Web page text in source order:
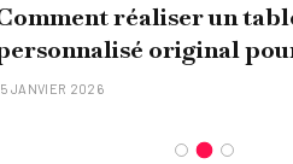
réaliser un
original
?
JANVIER 2026